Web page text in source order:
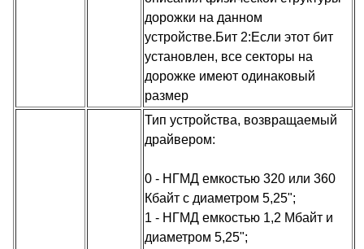
дорожки на данном
устройстве.Бит 2:Если этот бит
установлен, все секторы на
дорожке имеют одинаковый
размер
Тип устройства, возвращаемый
драйвером:
0 - НГМД емкостью 320 или 360
Кбайт с диаметром 5,25";
1 - НГМД емкостью 1,2 Мбайт и
диаметром 5,25";